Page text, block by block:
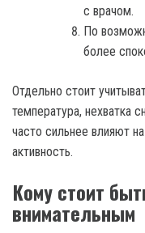
с врачом.
По
более
Отдельно стоит
температура, нехватка
часто сильнее влияют
активность.
Кому стоит
внимательным